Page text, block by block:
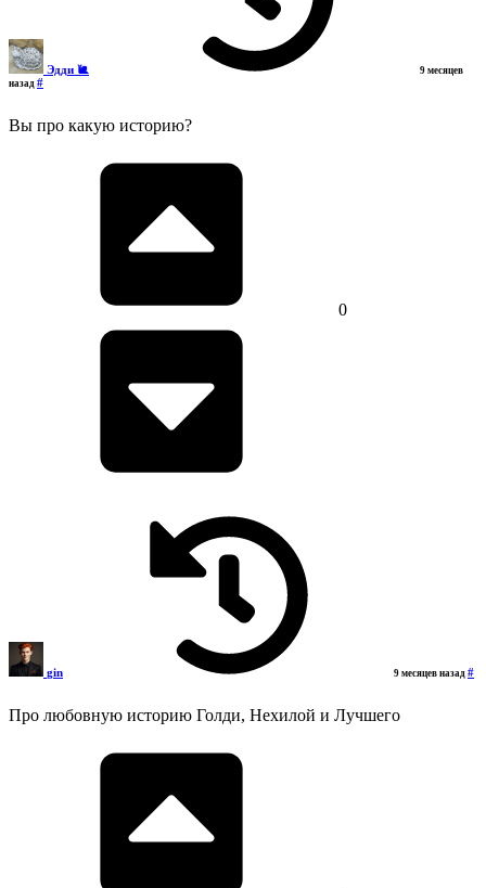
Эдди 🐌
9 месяцев
назад #
Вы про какую историю?
0
gin 9 месяцев назад #
Про любовную историю Голди, Нехилой и Лучшего